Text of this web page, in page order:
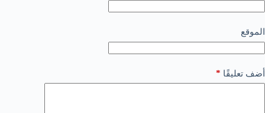
الموقع
أضف تعليقًا *